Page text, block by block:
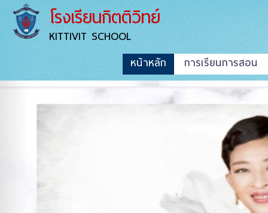
โรงเรียนกิตติวิทย์
KITTIVIT SCHOOL
หน้าหลัก การเรียนการสอน